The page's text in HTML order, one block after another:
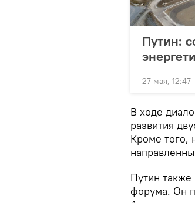
Путин:
27 мая, 12:47
В ходе
развития
Кроме того,
Путин также
форума. Он